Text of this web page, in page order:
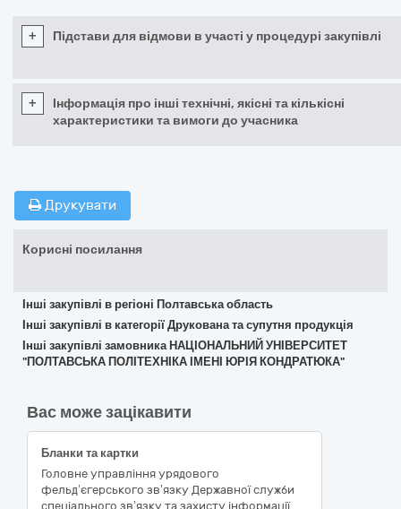
+ Підстави для відмови в участі у процедурі закупівлі
+
Інформація про інші технічні, якісні та кількісні
характеристики та вимоги до учасника
Друкувати
Корисні посилання
Інші закупівлі в регіоні Полтавська область
Інші закупівлі в категорії Друкована та супутня продукція
Інші закупівлі замовника НАЦІОНАЛЬНИЙ УНІВЕРСИТЕТ
"ПОЛТАВСЬКА ПОЛІТЕХНІКА ІМЕНІ ЮРІЯ КОНДРАТЮКА"
Вас може зацікавити
Бланки та картки
Головне управління урядового
фельд’єгерського зв’язку Державної служби
спеціального зв’язку та захисту інформації